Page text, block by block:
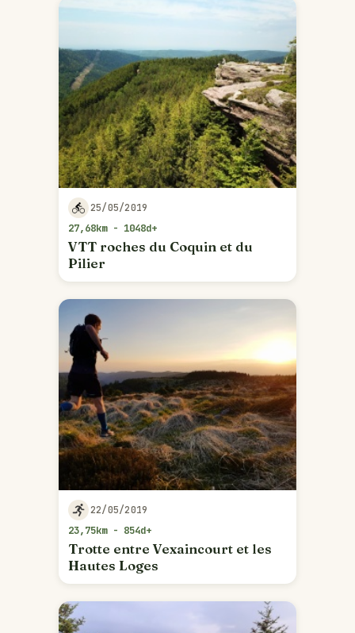
25/05/2019
27,68km - 1048d+
VTT roches du Coquin et du
Pilier
22/05/2019
23,75km - 854d+
Trotte entre Vexaincourt et les
Hautes Loges